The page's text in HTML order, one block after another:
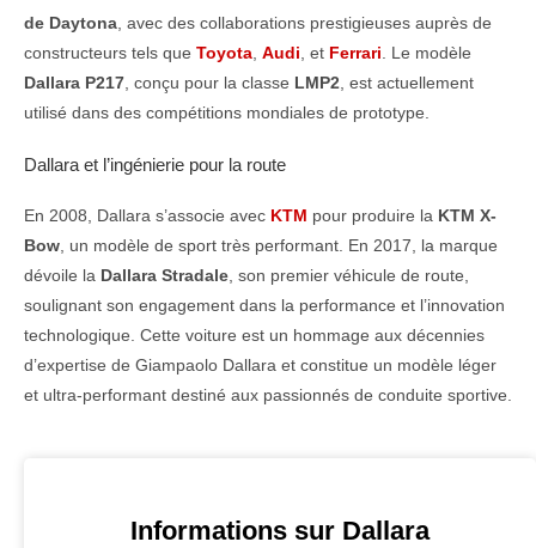
de Daytona, avec des collaborations prestigieuses auprès de
constructeurs tels que Toyota, Audi, et Ferrari. Le modèle
Dallara P217, conçu pour la classe LMP2, est actuellement
utilisé dans des compétitions mondiales de prototype.
Dallara et l’ingénierie pour la route
En 2008, Dallara s’associe avec KTM pour produire la KTM X-
Bow, un modèle de sport très performant. En 2017, la marque
dévoile la Dallara Stradale, son premier véhicule de route,
soulignant son engagement dans la performance et l’innovation
technologique. Cette voiture est un hommage aux décennies
d’expertise de Giampaolo Dallara et constitue un modèle léger
et ultra-performant destiné aux passionnés de conduite sportive.
Informations sur Dallara